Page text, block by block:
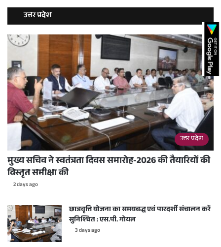
उत्तर प्रदेश
उत्तर प्रदेश
मुख्य सचिव ने स्वतंत्रता दिवस समारोह-2026 की तैयारियों की
विस्तृत समीक्षा की
2 days ago
छात्रवृत्ति योजना का समयबद्ध एवं पारदर्शी संचालन करें
सुनिश्चित : एस.पी. गोयल
3 days ago